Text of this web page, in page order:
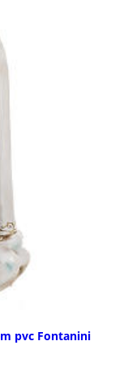
pvc Fontanini